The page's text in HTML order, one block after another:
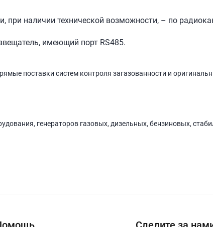
наличии технической возможности, – по
имеющий порт RS485.
поставки систем контроля загазованности и
генераторов газовых, дизельных, бензиновых,